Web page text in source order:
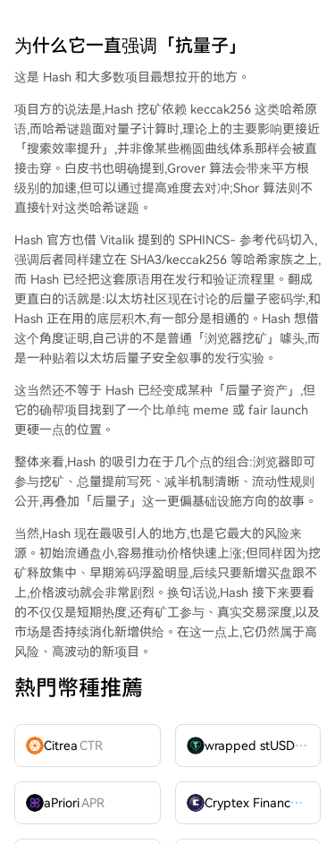
为什么它一直强调「抗量子」
这是 Hash 和大多数项目最想拉开的地方。
项目方的说法是,Hash 挖矿依赖 keccak256 这类哈希原
语,而哈希谜题面对量子计算时,理论上的主要影响更接近
「搜索效率提升」,并非像某些椭圆曲线体系那样会被直
接击穿。白皮书也明确提到,Grover 算法会带来平方根
级别的加速,但可以通过提高难度去对冲;Shor 算法则不
直接针对这类哈希谜题。
Hash 官方也借 Vitalik 提到的 SPHINCS- 参考代码切入,
强调后者同样建立在 SHA3/keccak256 等哈希家族之上,
而 Hash 已经把这套原语用在发行和验证流程里。翻成
更直白的话就是:以太坊社区现在讨论的后量子密码学,和
Hash 正在用的底层积木,有一部分是相通的。Hash 想借
这个角度证明,自己讲的不是普通「浏览器挖矿」噱头,而
是一种贴着以太坊后量子安全叙事的发行实验。
这当然还不等于 Hash 已经变成某种「后量子资产」,但
它的确帮项目找到了一个比单纯 meme 或 fair launch
更硬一点的位置。
整体来看,Hash 的吸引力在于几个点的组合:浏览器即可
参与挖矿、总量提前写死、减半机制清晰、流动性规则
公开,再叠加「后量子」这一更偏基础设施方向的故事。
当然,Hash 现在最吸引人的地方,也是它最大的风险来
源。初始流通盘小,容易推动价格快速上涨;但同样因为挖
矿释放集中、早期筹码浮盈明显,后续只要新增买盘跟不
上,价格波动就会非常剧烈。换句话说,Hash 接下来要看
的不仅仅是短期热度,还有矿工参与、真实交易深度,以及
市场是否持续消化新增供给。在这一点上,它仍然属于高
风险、高波动的新项目。
熱門幣種推薦
CitreaCTR wrapped stUSDT
aPrioriAPR Cryptex FinanceCTX